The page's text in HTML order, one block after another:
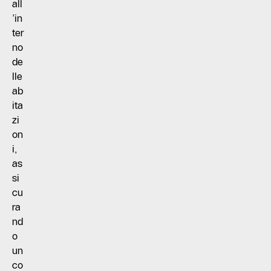
all
’in
ter
no
de
lle
ab
ita
zi
on
i,
as
si
cu
ra
nd
o
un
co